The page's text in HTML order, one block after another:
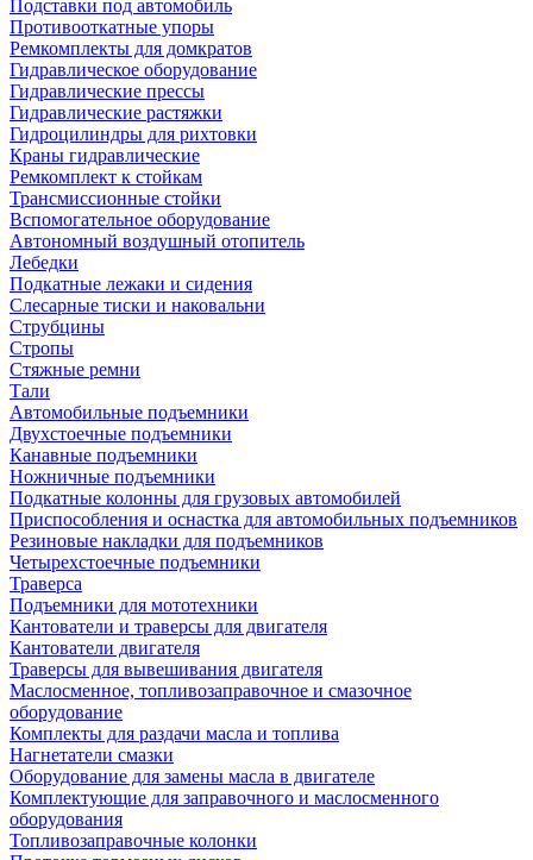
Подставки под автомобиль
Противооткатные упоры
Ремкомплекты для домкратов
Гидравлическое оборудование
Гидравлические прессы
Гидравлические растяжки
Гидроцилиндры для рихтовки
Краны гидравлические
Ремкомплект к стойкам
Трансмиссионные стойки
Вспомогательное оборудование
Автономный воздушный отопитель
Лебедки
Подкатные лежаки и сидения
Слесарные тиски и наковальни
Струбцины
Стропы
Стяжные ремни
Тали
Автомобильные подъемники
Двухстоечные подъемники
Канавные подъемники
Ножничные подъемники
Подкатные колонны для грузовых автомобилей
Приспособления и оснастка для автомобильных подъемников
Резиновые накладки для подъемников
Четырехстоечные подъемники
Траверса
Подъемники для мототехники
Кантователи и траверсы для двигателя
Кантователи двигателя
Траверсы для вывешивания двигателя
Маслосменное, топливозаправочное и смазочное
оборудование
Комплекты для раздачи масла и топлива
Нагнетатели смазки
Оборудование для замены масла в двигателе
Комплектующие для заправочного и маслосменного
оборудования
Топливозаправочные колонки